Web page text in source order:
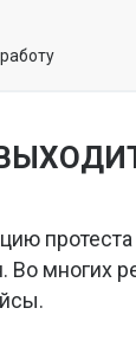
многих